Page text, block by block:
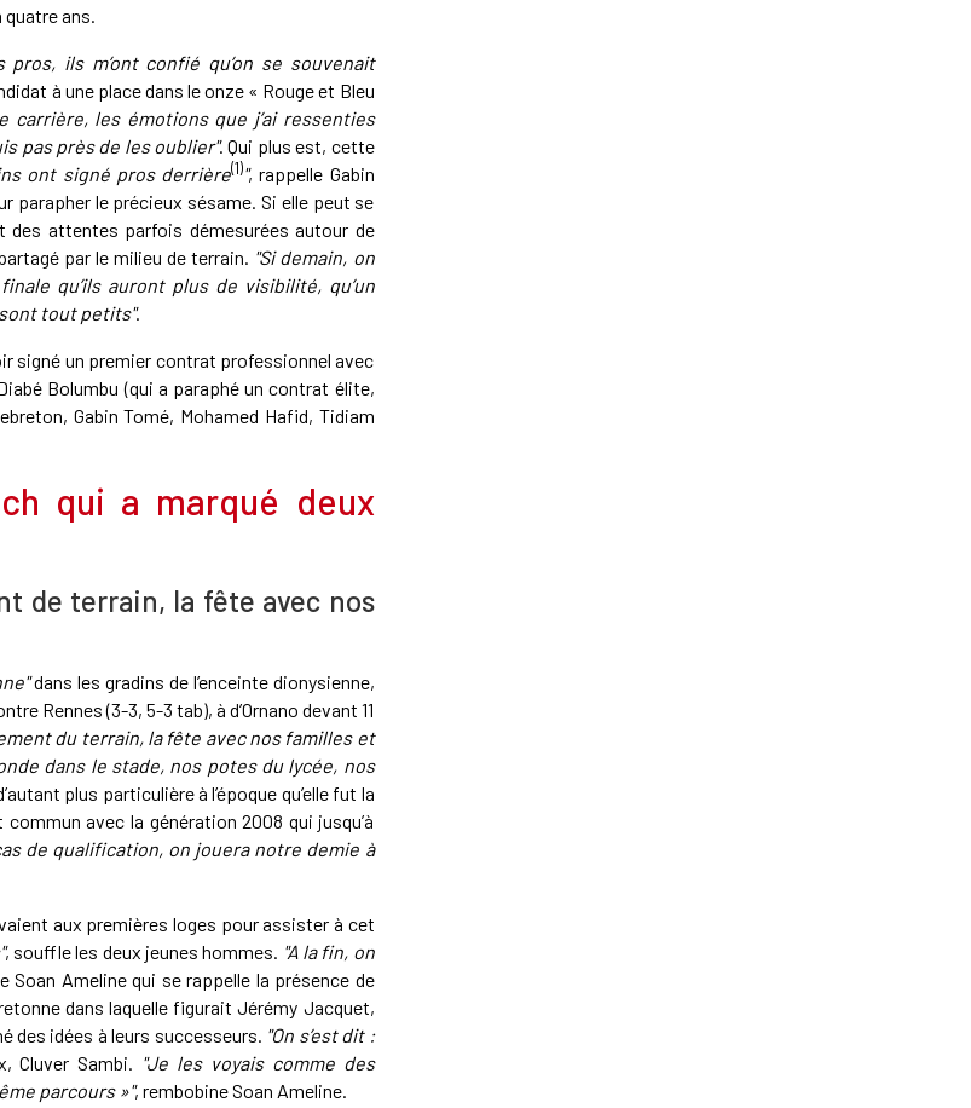
quatre ans.
ils m’ont confié qu’on se souvenait
à une place dans le onze « Rouge et Bleu
carrière, les émotions que j’ai ressenties
pas près de les oublier". Qui plus est, cette
ont signé pros derrière(1)", rappelle Gabin
parapher le précieux sésame. Si elle peut se
des attentes parfois démesurées autour de
par le milieu de terrain. "Si demain, on
qu’ils auront plus de visibilité, qu’un
tout petits".
signé un premier contrat professionnel avec
Bolumbu (qui a paraphé un contrat élite,
Gabin Tomé, Mohamed Hafid, Tidiam
qui a marqué deux
de terrain, la fête avec nos
dans les gradins de l’enceinte dionysienne,
Rennes (3-3, 5-3 tab), à d’Ornano devant 11
du terrain, la fête avec nos familles et
dans le stade, nos potes du lycée, nos
plus particulière à l’époque qu’elle fut la
avec la génération 2008 qui jusqu’à
de qualification, on jouera notre demie à
aux premières loges pour assister à cet
, souffle les deux jeunes hommes. "A la fin, on
Soan Ameline qui se rappelle la présence de
dans laquelle figurait Jérémy Jacquet,
des idées à leurs successeurs. "On s’est dit :
Cluver Sambi. "Je les voyais comme des
parcours »", rembobine Soan Ameline.